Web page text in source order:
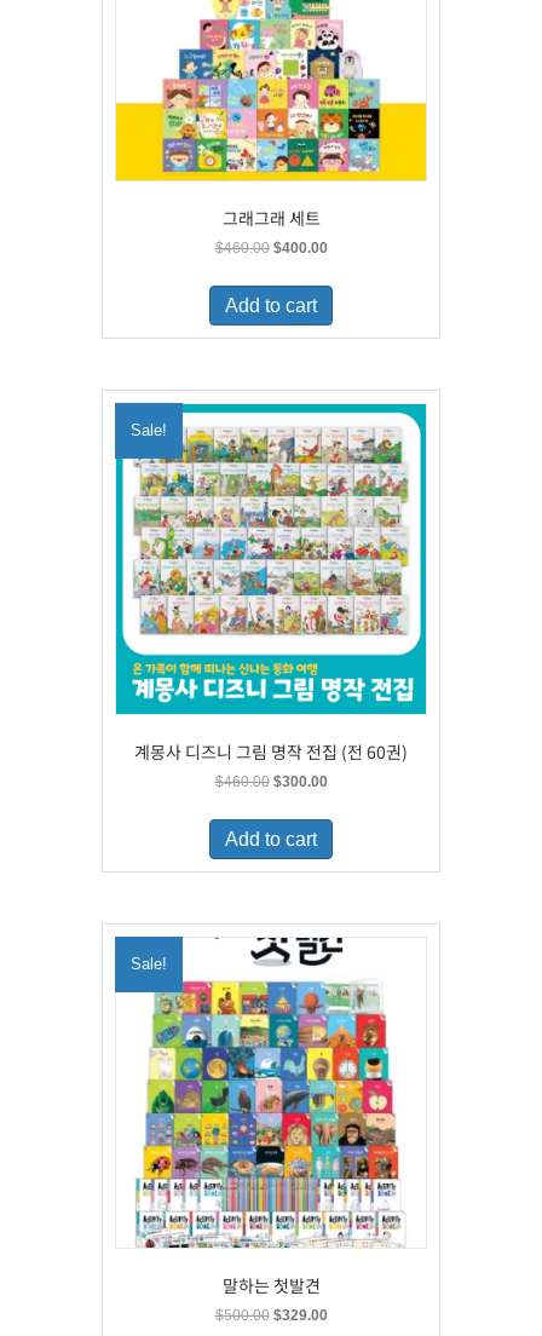
그래그래 세트
$460.00 Original
was:
$460.00.
$400.00Current
is:
Add to cart
Sale!
계몽사 디즈니 그림 명작 전집 (전 60권)
$460.00 Original
was:
$460.00.
$300.00Current
is:
Add to cart
Sale!
말하는 첫발견
$500.00 Original
$329.00Current